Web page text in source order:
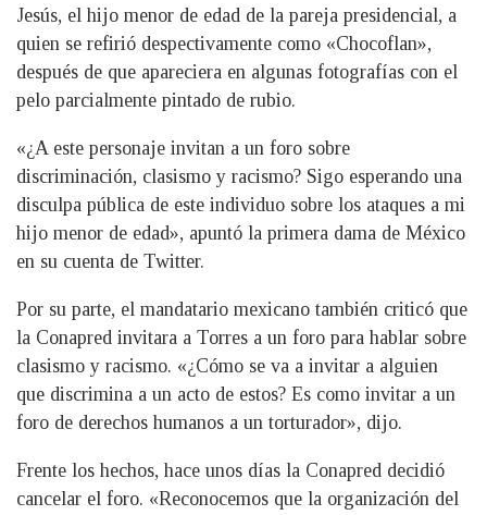
Jesús, el hijo menor de edad de la pareja presidencial, a
quien se refirió despectivamente como «Chocoflan»,
después de que apareciera en algunas fotografías con el
pelo parcialmente pintado de rubio.
«¿A este personaje invitan a un foro sobre
discriminación, clasismo y racismo? Sigo esperando una
disculpa pública de este individuo sobre los ataques a mi
hijo menor de edad», apuntó la primera dama de México
en su cuenta de Twitter.
Por su parte, el mandatario mexicano también criticó que
la Conapred invitara a Torres a un foro para hablar sobre
clasismo y racismo. «¿Cómo se va a invitar a alguien
que discrimina a un acto de estos? Es como invitar a un
foro de derechos humanos a un torturador», dijo.
Frente los hechos, hace unos días la Conapred decidió
cancelar el foro. «Reconocemos que la organización del